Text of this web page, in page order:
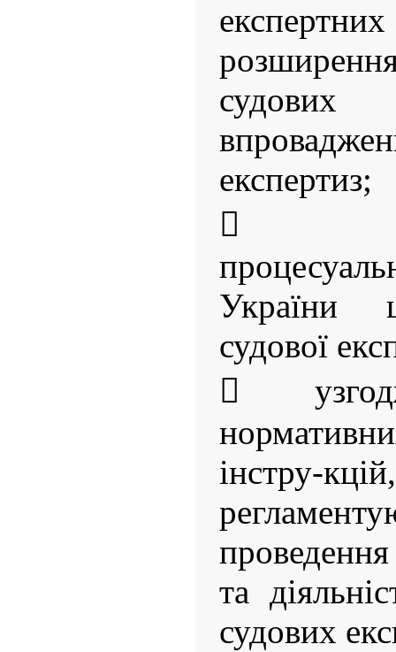
експертиз;

України
судової

інстру-
та
судових